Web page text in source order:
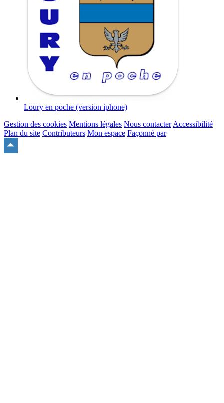
Loury en poche (version iphone)
Gestion des cookies Mentions légales Nous contacter Accessibilité
Plan du site Contributeurs Mon espace Façonné par